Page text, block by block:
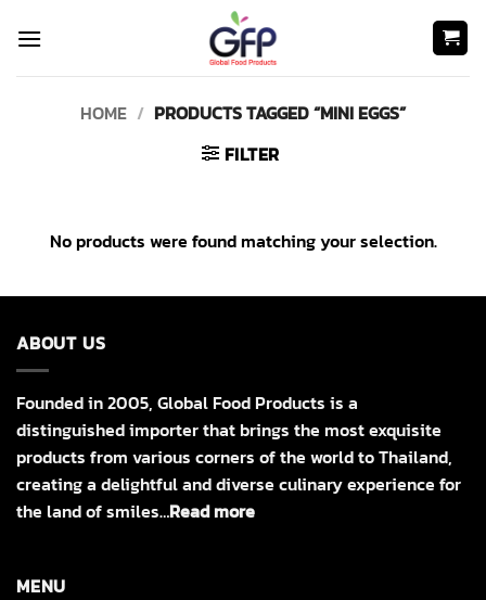
HOME / PRODUCTS TAGGED “MINI EGGS”
FILTER
No products were found matching your selection.
ABOUT US
Founded in 2005, Global Food Products is a
distinguished importer that brings the most exquisite
products from various corners of the world to Thailand,
creating a delightful and diverse culinary experience for
the land of smiles…Read more
MENU